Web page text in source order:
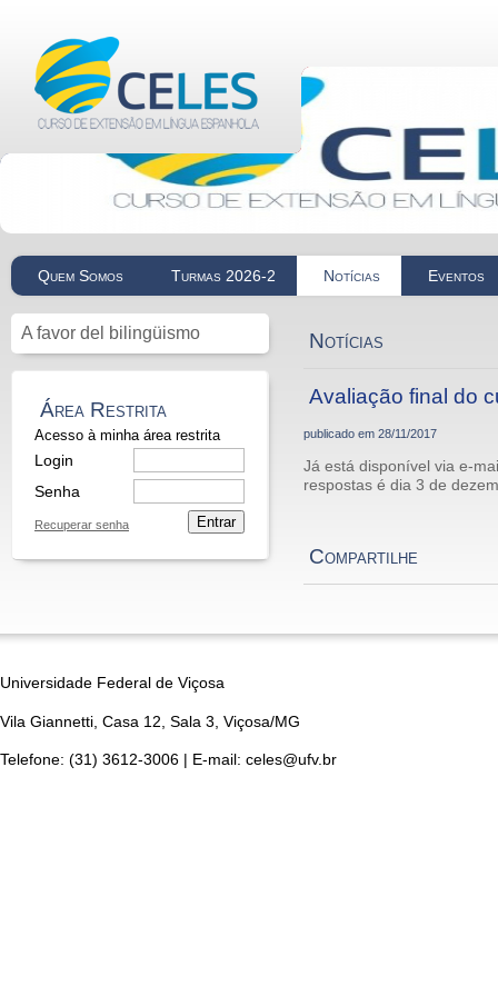
Quem Somos Turmas 2026-2 Notícias Eventos
A favor del bilingüismo
Área Restrita
Acesso à minha área restrita
Login
Senha
Recuperar senha Entrar
Notícias
Avaliação final do
publicado em28/11/2017
Já está disponível via e-
respostas é dia 3 de
Compartilhe
Universidade Federal de Viçosa
Vila Giannetti, Casa 12, Sala 3, Viçosa/MG
Telefone: (31) 3612-3006 | E-mail: celes@ufv.br